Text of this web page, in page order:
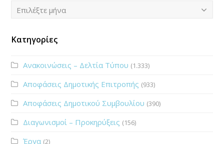
Ιστορικό
Επιλέξτε μήνα
Κατηγορίες
Ανακοινώσεις – Δελτία Τύπου (1.333)
Αποφάσεις Δημοτικής Επιτροπής (933)
Αποφάσεις Δημοτικού Συμβουλίου (390)
Διαγωνισμοί – Προκηρύξεις (156)
Έργα (2)